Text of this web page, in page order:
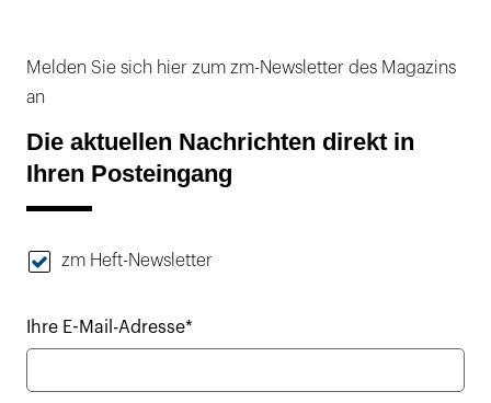
Melden Sie sich hier zum zm-Newsletter des Magazins
an
Die aktuellen Nachrichten direkt in
Ihren Posteingang
zm Heft-Newsletter
Ihre E-Mail-Adresse*